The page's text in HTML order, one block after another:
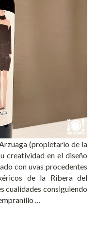
(propietario de la
creatividad en el diseño
con uvas procedentes
de la Ribera del
cualidades consiguiendo
…